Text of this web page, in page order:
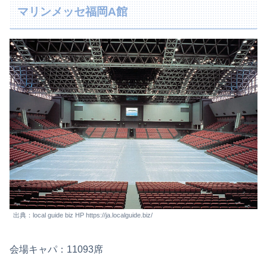
マリンメッセ福岡A館
出典：local guide biz HP https://ja.localguide.biz/
会場キャパ：11093席